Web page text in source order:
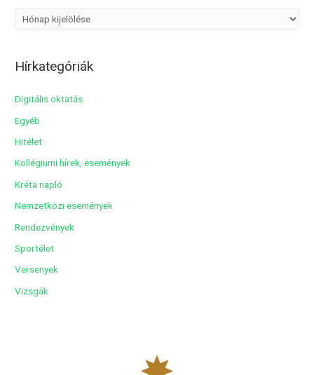
hHírkategóriák
Digitális oktatás
Egyéb
Hitélet
Kollégiumi hírek, események
Kréta napló
Nemzetközi események
Rendezvények
Sportélet
Versenyek
Vizsgák